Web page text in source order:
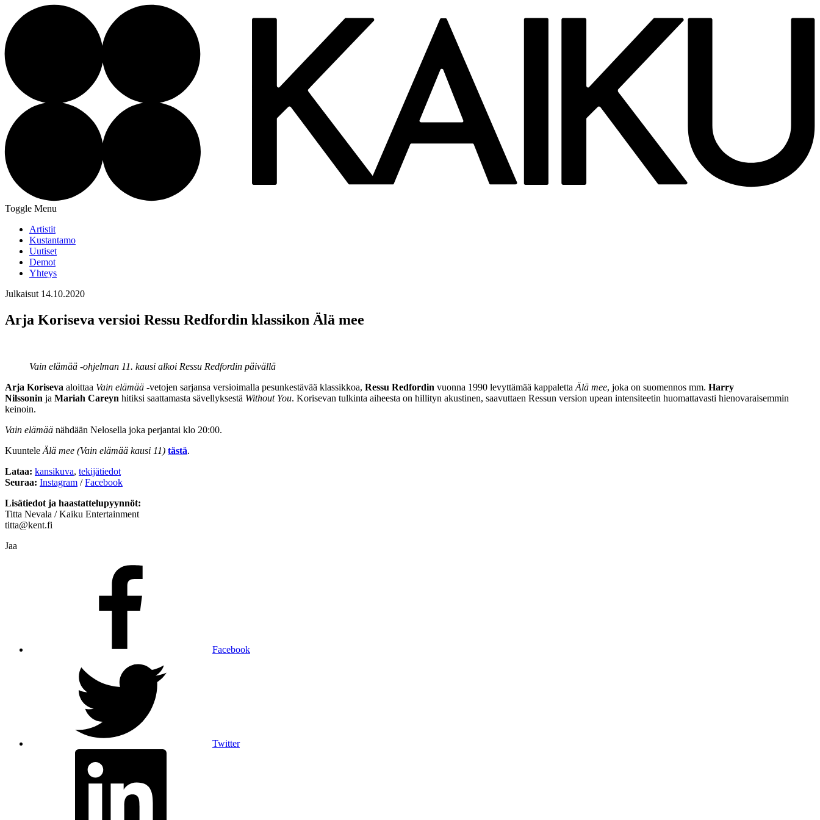
Toggle Menu
Artistit
Kustantamo
Uutiset
Demot
Yhteys
Julkaisut 14.10.2020
Arja Koriseva versioi Ressu Redfordin klassikon Älä mee
Vain elämää -ohjelman 11. kausi alkoi Ressu Redfordin päivällä
Arja Koriseva aloittaa Vain elämää -vetojen sarjansa versioimalla pesunkestävää klassikkoa, Ressu Redfordin vuonna 1990 levyttämää kappaletta Älä mee, joka on suomennos mm. Harry
Nilssonin ja Mariah Careyn hitiksi saattamasta sävellyksestä Without You. Korisevan tulkinta aiheesta on hillityn akustinen, saavuttaen Ressun version upean intensiteetin huomattavasti hienovaraisemmin
keinoin.
Vain elämää nähdään Nelosella joka perjantai klo 20:00.
Kuuntele Älä mee (Vain elämää kausi 11) tästä.
Lataa: kansikuva, tekijätiedot
Seuraa: Instagram /Facebook
Lisätiedot ja haastattelupyynnöt:
Titta Nevala / Kaiku Entertainment
titta@kent.fi
Jaa
Facebook
Twitter